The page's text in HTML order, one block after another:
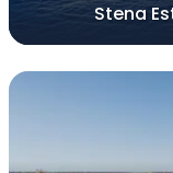
Stena